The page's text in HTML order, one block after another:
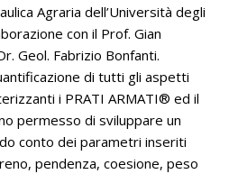
Agraria dell’Università degli
con il Prof. Gian
Geol. Fabrizio Bonfanti.
di tutti gli aspetti
i PRATI ARMATI® ed il
permesso di sviluppare un
conto dei parametri inseriti
pendenza, coesione, peso